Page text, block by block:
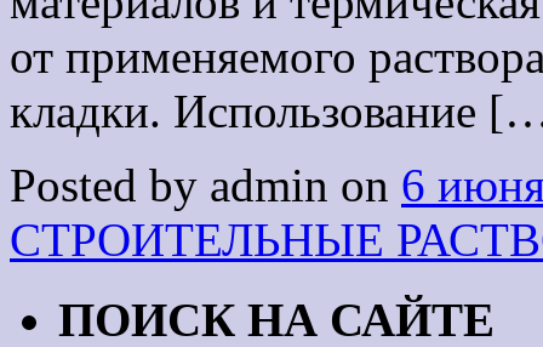
от применяемого
кладки. Использование
Posted by admin on 6
СТРОИТЕЛЬНЫЕ
ПОИСК НА САЙТЕ